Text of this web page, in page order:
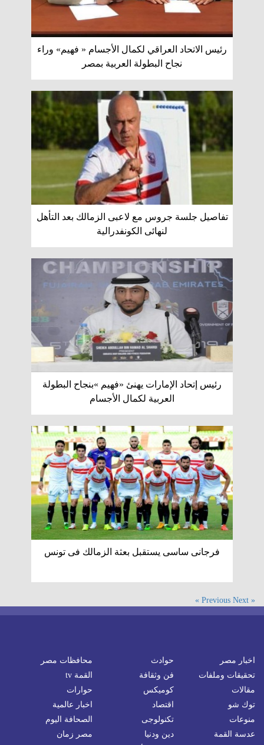
رئيس الاتحاد العراقي لكمال الأجسام « فهيم» وراء
نجاح البطولة العربية بمصر
تفاصيل جلسة جروس مع لاعبى الزمالك بعد التأهل
لنهائى الكونفدرالية
رئيس إتحاد الإمارات يهنئ «فهيم »بنجاح البطولة
العربية لكمال الأجسام
فرجانى ساسى يستقبل بعثة الزمالك فى تونس
« Previous
Next »
اخبار مصر حوادث
محافظات مصر
تحقيقات وملفات
فن وثقافة
القمة tv
مقالات
كوميكس
حوارات
توك شو
اقتصاد
اخبار عالمية
منوعات
تكنولوجى
الصحافة اليوم
عدسة القمة
دين ودنيا
مصر زمان